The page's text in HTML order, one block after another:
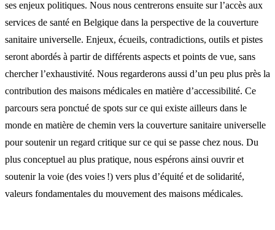
ses enjeux politiques. Nous nous centrerons ensuite sur l’accès aux
services de santé en Belgique dans la perspective de la couverture
sanitaire universelle. Enjeux, écueils, contradictions, outils et pistes
seront abordés à partir de différents aspects et points de vue, sans
chercher l’exhaustivité. Nous regarderons aussi d’un peu plus près la
contribution des maisons médicales en matière d’accessibilité. Ce
parcours sera ponctué de spots sur ce qui existe ailleurs dans le
monde en matière de chemin vers la couverture sanitaire universelle
pour soutenir un regard critique sur ce qui se passe chez nous. Du
plus conceptuel au plus pratique, nous espérons ainsi ouvrir et
soutenir la voie (des voies !) vers plus d’équité et de solidarité,
valeurs fondamentales du mouvement des maisons médicales.